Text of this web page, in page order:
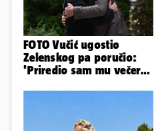
FOTO Vučić ugostio
Zelenskog pa poručio:
'Priredio sam mu večeru